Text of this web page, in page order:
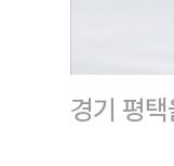
경기 평